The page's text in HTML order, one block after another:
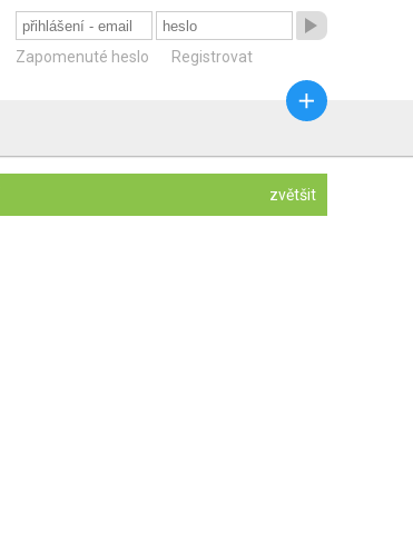

Zapomenuté heslo Registrovat

zvětšit